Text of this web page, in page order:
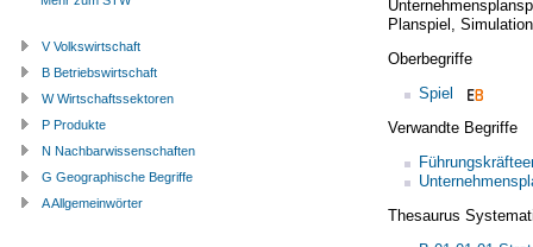
Planspiel
Oberbegriffe
Spiel
Verwandte Begriffe
Thesaurus
V Volkswirtschaft
B Betriebswirtschaft
W Wirtschaftssektoren
P Produkte
N Nachbarwissenschaften
G Geographische Begriffe
A Allgemeinwörter